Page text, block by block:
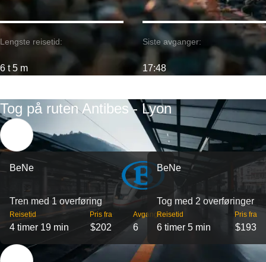
Lengste reisetid:
6 t 5 m
Siste avganger:
17:48
Tog på ruten Antibes - Lyon
BeNe
Tren med 1 overføring
Reisetid
4 timer 19 min
Pris fra
$202
Avganger
6
BeNe
Tog med 2 overføringer
Reisetid
6 timer 5 min
Pris fra
$193